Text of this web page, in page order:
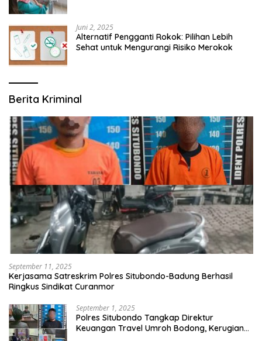
Juni 2, 2025
Alternatif Pengganti Rokok: Pilihan Lebih
Sehat untuk Mengurangi Risiko Merokok
Berita Kriminal
September 11, 2025
Kerjasama Satreskrim Polres Situbondo-Badung Berhasil
Ringkus Sindikat Curanmor
September 1, 2025
Polres Situbondo Tangkap Direktur
Keuangan Travel Umroh Bodong, Kerugian